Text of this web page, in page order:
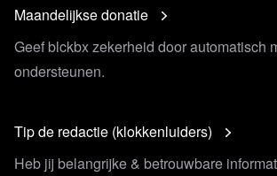
Maandelijkse donatie
Geef blckbx zekerheid door automatisch
ondersteunen.
Tip de redactie (klokkenluiders)
Heb jij belangrijke & betrouwbare